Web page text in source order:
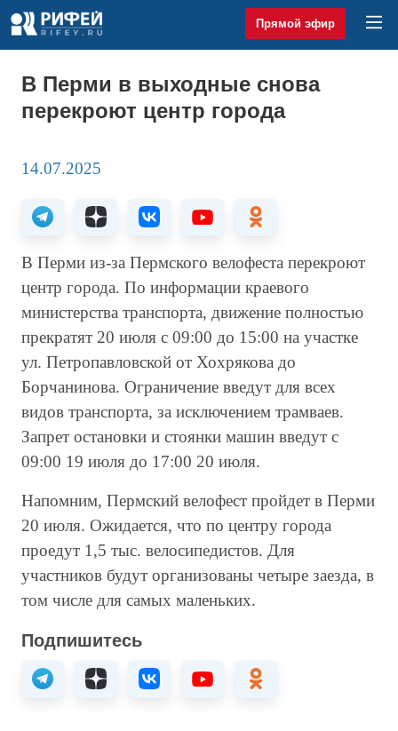
Прямой эфир
В Перми в выходные снова
перекроют центр города
14.07.2025
В Перми из-за Пермского велофеста перекроют
центр города. По информации краевого
министерства транспорта, движение полностью
прекратят 20 июля с 09:00 до 15:00 на участке
ул. Петропавловской от Хохрякова до
Борчанинова. Ограничение введут для всех
видов транспорта, за исключением трамваев.
Запрет остановки и стоянки машин введут с
09:00 19 июля до 17:00 20 июля.
Напомним, Пермский велофест пройдет в Перми
20 июля. Ожидается, что по центру города
проедут 1,5 тыс. велосипедистов. Для
участников будут организованы четыре заезда, в
том числе для самых маленьких.
Подпишитесь